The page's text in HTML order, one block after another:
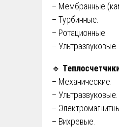
– Мембранные
– Турбинные.
– Ротационные.
– Ультразвуковые.
🔹
– Механические.
– Ультразвуковые.
–
– Вихревые.